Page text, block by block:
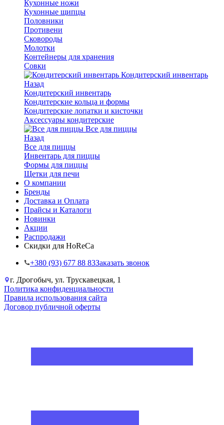
Кухонные ножи
Кухонные щипцы
Половники
Противени
Сковороды
Молотки
Контейнеры для хранения
Совки
Кондитерский инвентарь
Назад
Кондитерский инвентарь
Кондитерские кольца и формы
Кондитерские лопатки и кисточки
Аксессуары кондитерские
Все для пиццы
Назад
Все для пиццы
Инвентарь для пиццы
Формы для пиццы
Щетки для печи
О компании
Бренды
Доставка и Оплата
Прайсы и Каталоги
Новинки
Акции
Распродажи
Скидки для HoReCa
+38‎0 (93) 677 88 83Заказать звонок
г. Дрогобыч, ул. Трускавецкая, 1
Политика конфиденциальности
Правила использования сайта
Договор публичной оферты